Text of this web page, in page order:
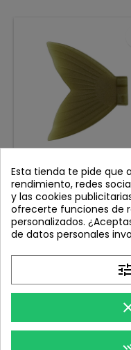
SWIMBAIT REPUBLIC
TAIL GW126 GREEN
Características
Material: Silicona
flexible para un
prolongada.
Diseñada
para el Glideway
Colores: Colores
translúcidos para
presentación en
Precio
6,25 €
Añadir al carrito
Esta tienda te pide que
rendimiento, redes
y las cookies
ofrecerte funciones de
personalizados.
de datos personales
tune